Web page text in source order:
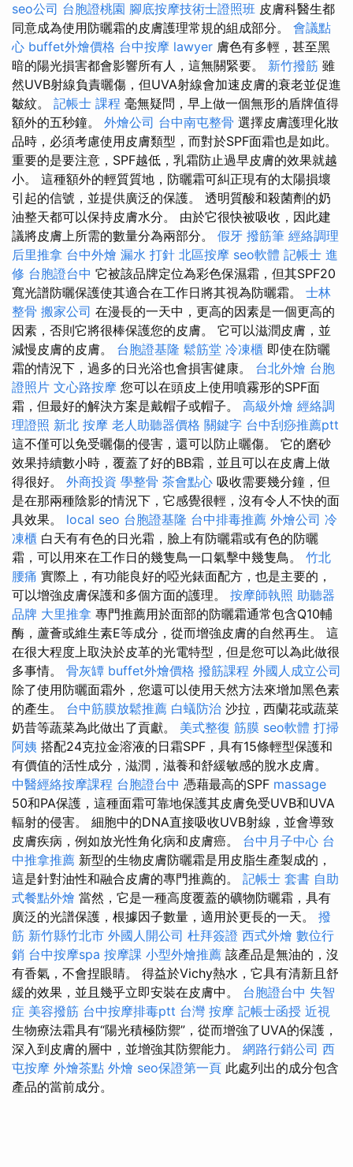
seo公司 台胞證桃園 腳底按摩技術士證照班 皮膚科醫生都
同意成為使用防曬霜的皮膚護理常規的組成部分。 會議點
心 buffet外燴價格 台中按摩 lawyer 膚色有多輕，甚至黑
暗的陽光損害都會影響所有人，這無關緊要。 新竹撥筋 雖
然UVB射線負責曬傷，但UVA射線會加速皮膚的衰老並促進
皺紋。 記帳士 課程 毫無疑問，早上做一個無形的盾牌值得
額外的五秒鐘。 外燴公司 台中南屯整骨 選擇皮膚護理化妝
品時，必須考慮使用皮膚類型，而對於SPF面霜也是如此。
重要的是要注意，SPF越低，乳霜防止過早皮膚的效果就越
小。 這種額外的輕質質地，防曬霜可糾正現有的太陽損壞
引起的信號，並提供廣泛的保護。 透明質酸和殺菌劑的奶
油整天都可以保持皮膚水分。 由於它很快被吸收，因此建
議將皮膚上所需的數量分為兩部分。 假牙 撥筋筆 經絡調理
后里推拿 台中外燴 漏水 打針 北區按摩 seo軟體 記帳士 進
修 台胞證台中 它被該品牌定位為彩色保濕霜，但其SPF20
寬光譜防曬保護使其適合在工作日將其視為防曬霜。 士林
整骨 搬家公司 在漫長的一天中，更高的因素是一個更高的
因素，否則它將很棒保護您的皮膚。 它可以滋潤皮膚，並
減慢皮膚的皮膚。 台胞證基隆 鬆筋堂 冷凍櫃 即使在防曬
霜的情況下，過多的日光浴也會損害健康。 台北外燴 台胞
證照片 文心路按摩 您可以在頭皮上使用噴霧形的SPF面
霜，但最好的解決方案是戴帽子或帽子。 高級外燴 經絡調
理證照 新北 按摩 老人助聽器價格 關鍵字 台中刮痧推薦ptt
這不僅可以免受曬傷的侵害，還可以防止曬傷。 它的磨砂
效果持續數小時，覆蓋了好的BB霜，並且可以在皮膚上做
得很好。 外商投資 學整骨 茶會點心 吸收需要幾分鐘，但
是在那兩種陰影的情況下，它感覺很輕，沒有令人不快的面
具效果。 local seo 台胞證基隆 台中排毒推薦 外燴公司 冷
凍櫃 白天有有色的日光霜，臉上有防曬霜或有色的防曬
霜，可以用來在工作日的幾隻鳥一口氣擊中幾隻鳥。 竹北
腰痛 實際上，有功能良好的啞光錶面配方，也是主要的，
可以增強皮膚保護和多個方面的護理。 按摩師執照 助聽器
品牌 大里推拿 專門推薦用於面部的防曬霜通常包含Q10輔
酶，蘆薈或維生素E等成分，從而增強皮膚的自然再生。 這
在很大程度上取決於皮革的光電特型，但是您可以為此做很
多事情。 骨灰罈 buffet外燴價格 撥筋課程 外國人成立公司
除了使用防曬面霜外，您還可以使用天然方法來增加黑色素
的產生。 台中筋膜放鬆推薦 白蟻防治 沙拉，西蘭花或蔬菜
奶昔等蔬菜為此做出了貢獻。 美式整復 筋膜 seo軟體 打掃
阿姨 搭配24克拉金溶液的日霜SPF，具有15條輕型保護和
有價值的活性成分，滋潤，滋養和舒緩敏感的脫水皮膚。
中醫經絡按摩課程 台胞證台中 憑藉最高的SPF massage
50和PA保護，這種面霜可靠地保護其皮膚免受UVB和UVA
輻射的侵害。 細胞中的DNA直接吸收UVB射線，並會導致
皮膚疾病，例如放光性角化病和皮膚癌。 台中月子中心 台
中推拿推薦 新型的生物皮膚防曬霜是用皮脂生產製成的，
這是針對油性和融合皮膚的專門推薦的。 記帳士 套書 自助
式餐點外燴 當然，它是一種高度覆蓋的礦物防曬霜，具有
廣泛的光譜保護，根據因子數量，適用於更長的一天。 撥
筋 新竹縣竹北市 外國人開公司 杜拜簽證 西式外燴 數位行
銷 台中按摩spa 按摩課 小型外燴推薦 該產品是無油的，沒
有香氣，不會捏眼睛。 得益於Vichy熱水，它具有清新且舒
緩的效果，並且幾乎立即安裝在皮膚中。 台胞證台中 失智
症 美容撥筋 台中按摩排毒ptt 台灣 按摩 記帳士函授 近視
生物療法霜具有“陽光積極防禦”，從而增強了UVA的保護，
深入到皮膚的層中，並增強其防禦能力。 網路行銷公司 西
屯按摩 外燴茶點 外燴 seo保證第一頁 此處列出的成分包含
產品的當前成分。